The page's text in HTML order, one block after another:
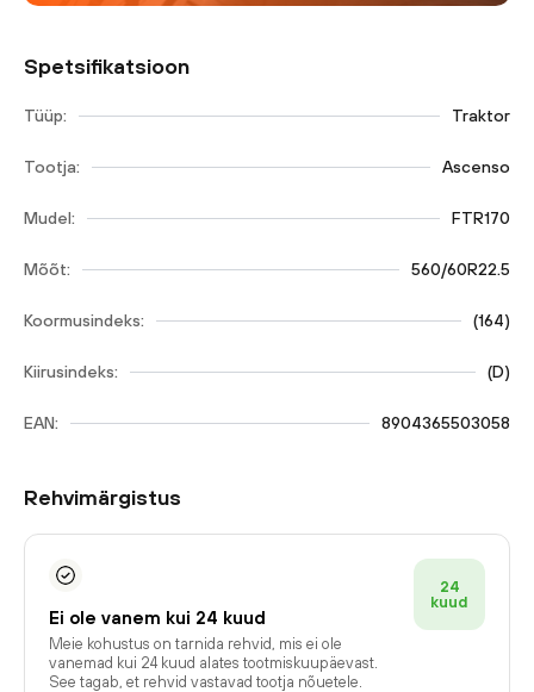
Spetsifikatsioon
Tüüp: Traktor
Tootja: Ascenso
Mudel: FTR170
Mõõt: 560/60R22.5
Koormusindeks: (164)
Kiirusindeks: (D)
EAN: 8904365503058
Rehvimärgistus
Ei ole vanem kui 24 kuud
Meie kohustus on tarnida rehvid, mis ei ole
vanemad kui 24 kuud alates tootmiskuupäevast.
See tagab, et rehvid vastavad tootja nõuetele.
24
kuud